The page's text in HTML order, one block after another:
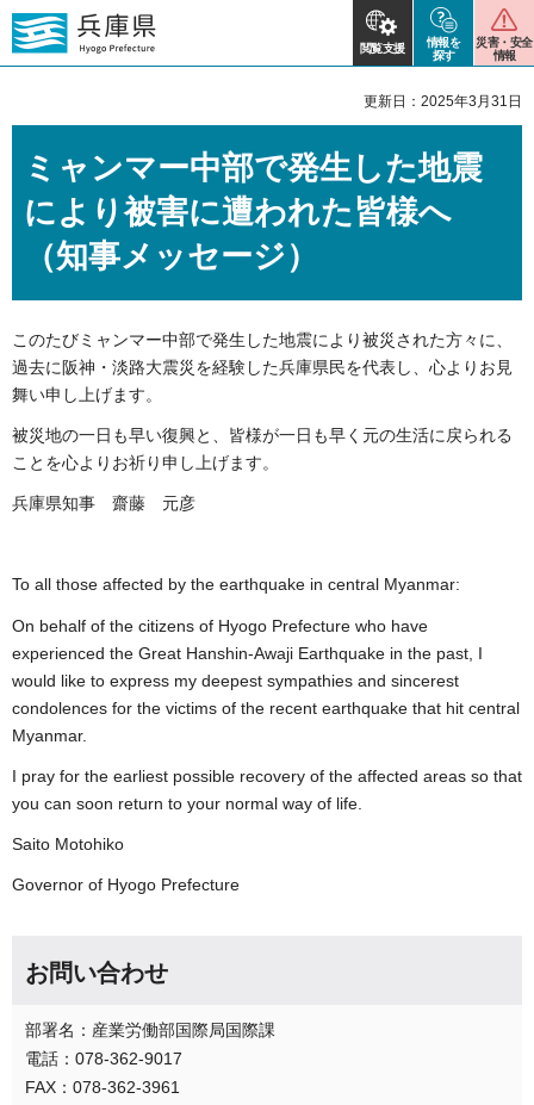
閲覧支援
情報を
探す
災害・安全
情報
更新日：2025年3月31日
ミャンマー中部で発生した地震
により被害に遭われた皆様へ
（知事メッセージ）
このたびミャンマー中部で発生した地震により被災された方々に、
過去に阪神・淡路大震災を経験した兵庫県民を代表し、心よりお見
舞い申し上げます。
被災地の一日も早い復興と、皆様が一日も早く元の生活に戻られる
ことを心よりお祈り申し上げます。
兵庫県知事 齋藤 元彦
To all those affected by the earthquake in central Myanmar:
On behalf of the citizens of Hyogo Prefecture who have
experienced the Great Hanshin-Awaji Earthquake in the past, I
would like to express my deepest sympathies and sincerest
condolences for the victims of the recent earthquake that hit central
Myanmar.
I pray for the earliest possible recovery of the affected areas so that
you can soon return to your normal way of life.
Saito Motohiko
Governor of Hyogo Prefecture
お問い合わせ
部署名：産業労働部国際局国際課
電話：078-362-9017
FAX：078-362-3961